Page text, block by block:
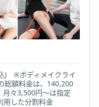
) ※ボディメイクライ
総額料金は、140,200
月々3,500円～は指定
用した分割料金